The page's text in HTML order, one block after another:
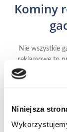
Niniejsza
Kominy
Nie wszystkie
reklamowe to
funkcjonalnością,
uniwersalne –
stroju
chętnie sięgają